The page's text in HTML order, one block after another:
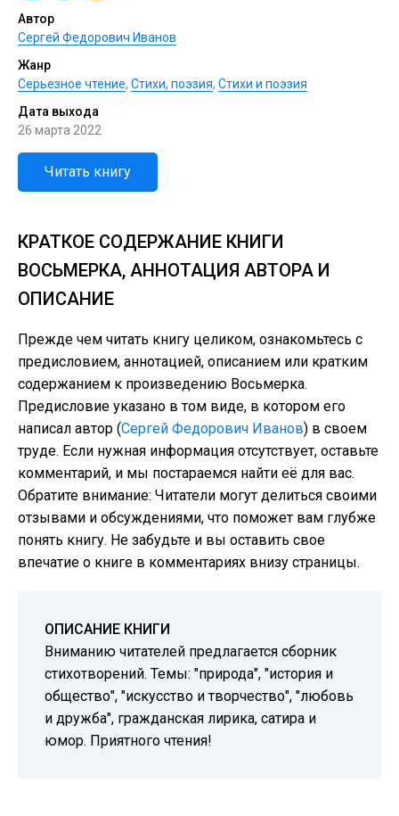
Автор
Сергей Федорович Иванов
Жанр
Серьезное чтение, Cтихи, поэзия, Стихи и поэзия
Дата выхода
26 марта 2022
Читать книгу
КРАТКОЕ СОДЕРЖАНИЕ КНИГИ
ВОСЬМЕРКА, АННОТАЦИЯ АВТОРА И
ОПИСАНИЕ
Прежде чем читать книгу целиком, ознакомьтесь с
предисловием, аннотацией, описанием или кратким
содержанием к произведению Восьмерка.
Предисловие указано в том виде, в котором его
написал автор (Сергей Федорович Иванов) в своем
труде. Если нужная информация отсутствует, оставьте
комментарий, и мы постараемся найти её для вас.
Обратите внимание: Читатели могут делиться своими
отзывами и обсуждениями, что поможет вам глубже
понять книгу. Не забудьте и вы оставить свое
впечатие о книге в комментариях внизу страницы.
ОПИСАНИЕ КНИГИ
Вниманию читателей предлагается сборник
стихотворений. Темы: "природа", "история и
общество", "искусство и творчество", "любовь
и дружба", гражданская лирика, сатира и
юмор. Приятного чтения!